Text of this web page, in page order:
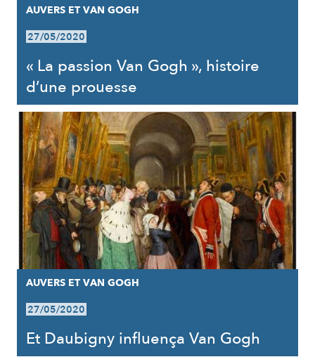
AUVERS ET VAN GOGH
27/05/2020
« La passion Van Gogh », histoire
d’une prouesse
AUVERS ET VAN GOGH
27/05/2020
Et Daubigny influença Van Gogh